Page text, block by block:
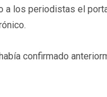
a los periodistas el
confirmado